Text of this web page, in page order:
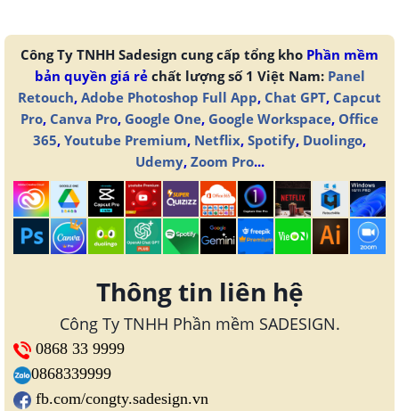
Công Ty TNHH Sadesign cung cấp tổng kho Phần mềm
bản quyền giá rẻchất lượng số 1 Việt Nam: Panel
Retouch, Adobe Photoshop Full App, Chat GPT, Capcut
Pro, Canva Pro, Google One, Google Workspace, Office
365, Youtube Premium, Netflix, Spotify, Duolingo,
Udemy, Zoom Pro...
Thông tin liên hệ
Công Ty TNHH Phần mềm SADESIGN.
0868 33 9999
0868339999
fb.com/congty.sadesign.vn